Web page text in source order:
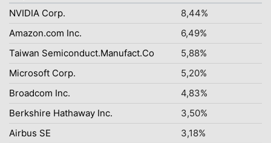
NVIDIA Corp.
8,44%
Amazon.com Inc.
6,49%
Taiwan Semiconduct.Manufact.Co
5,88%
Microsoft Corp.
5,20%
Broadcom Inc.
4,83%
Berkshire Hathaway Inc.
3,50%
Airbus SE
3,18%